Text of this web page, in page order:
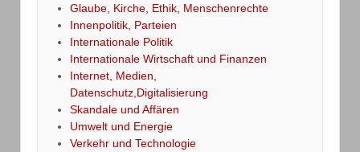
Glaube, Kirche, Ethik, Menschenrechte
Innenpolitik, Parteien
Internationale Politik
Internationale Wirtschaft und Finanzen
Internet, Medien,
Datenschutz,Digitalisierung
Skandale und Affären
Umwelt und Energie
Verkehr und Technologie